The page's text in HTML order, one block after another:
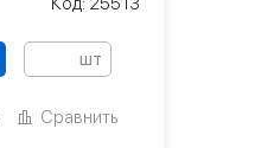
шт
Сравнить